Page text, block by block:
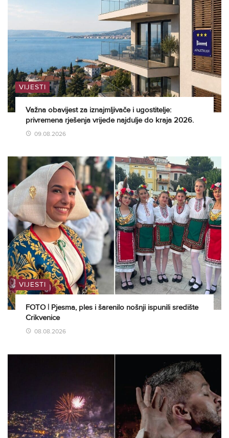
VIJESTI
Važna obavijest za iznajmljivače i ugostitelje:
privremena rješenja vrijede najdulje do kraja 2026.
09.08.2026
VIJESTI
FOTO | Pjesma, ples i šarenilo nošnji ispunili središte
Crikvenice
08.08.2026